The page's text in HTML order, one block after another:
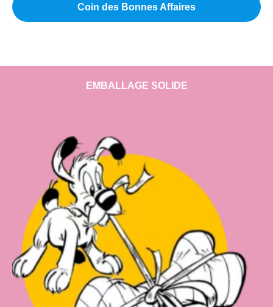
Coin des Bonnes Affaires
EMBALLAGE SOLIDE